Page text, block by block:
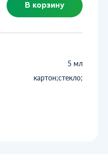
В корзину
5 мл
картон;стекло;